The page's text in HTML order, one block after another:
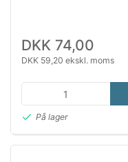
DKK 74,00
DKK 59,20 ekskl. moms
På lager